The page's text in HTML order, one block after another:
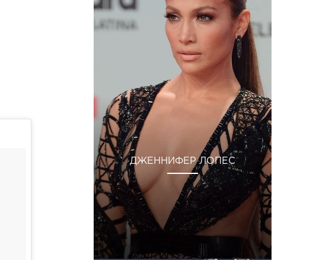
ДЖЕННИФЕР ЛОПЕС